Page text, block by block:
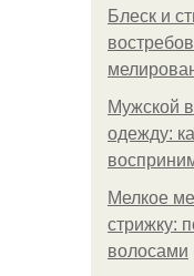
Блеск и
Мужской
одежду:
Мелкое
стрижку:
волосами